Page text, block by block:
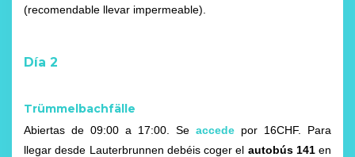
(recomendable llevar impermeable).
Día 2
Trümmelbachfälle
Abiertas de 09:00 a 17:00. Se accede por 16CHF. Para
llegar desde Lauterbrunnen debéis coger el autobús 141en